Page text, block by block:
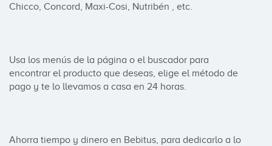
Chicco, Concord, Maxi-Cosi, Nutribén , etc.
Usa los menús de la página o el buscador para
encontrar el producto que deseas, elige el método de
pago y te lo llevamos a casa en 24 horas.
Ahorra tiempo y dinero en Bebitus, para dedicarlo a lo